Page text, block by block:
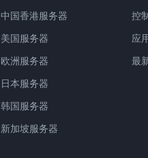
中国香港服务器
美国服务器
欧洲服务器
日本服务器
韩国服务器
新加坡服务器
控
应
最